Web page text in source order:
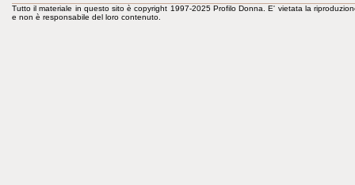
Tutto il materiale in questo sito è copyright 1997-2025 Profilo Donna. E' vietata la
e non è responsabile del loro contenuto.